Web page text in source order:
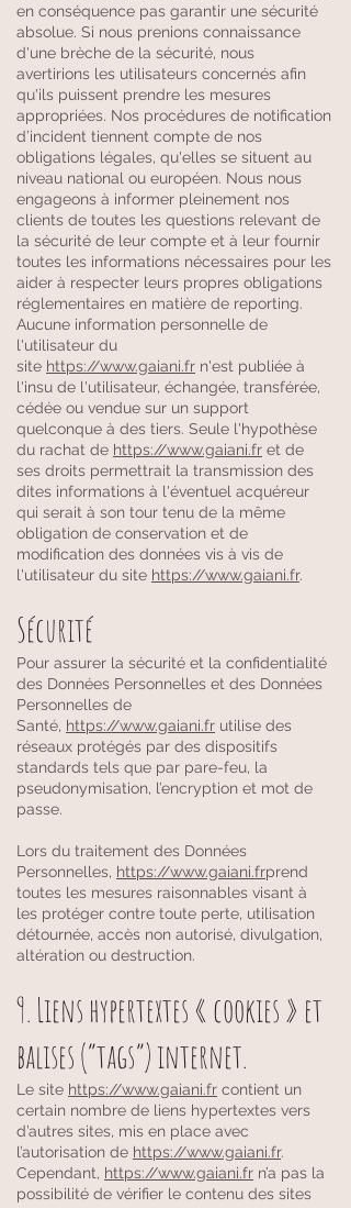
en conséquence pas garantir une sécurité
absolue. Si nous prenions connaissance
d'une brèche de la sécurité, nous
avertirions les utilisateurs concernés afin
qu'ils puissent prendre les mesures
appropriées. Nos procédures de notification
d’incident tiennent compte de nos
obligations légales, qu'elles se situent au
niveau national ou européen. Nous nous
engageons à informer pleinement nos
clients de toutes les questions relevant de
la sécurité de leur compte et à leur fournir
toutes les informations nécessaires pour les
aider à respecter leurs propres obligations
réglementaires en matière de reporting.
Aucune information personnelle de
l'utilisateur du
site https://www.gaiani.fr n'est publiée à
l'insu de l'utilisateur, échangée, transférée,
cédée ou vendue sur un support
quelconque à des tiers. Seule l'hypothèse
du rachat de https://www.gaiani.fr et de
ses droits permettrait la transmission des
dites informations à l'éventuel acquéreur
qui serait à son tour tenu de la même
obligation de conservation et de
modification des données vis à vis de
l'utilisateur du site https://www.gaiani.fr.
Sécurité
Pour assurer la sécurité et la confidentialité
des Données Personnelles et des Données
Personnelles de
Santé, https://www.gaiani.fr utilise des
réseaux protégés par des dispositifs
standards tels que par pare-feu, la
pseudonymisation, l’encryption et mot de
passe.
Lors du traitement des Données
Personnelles, https://www.gaiani.frprend
toutes les mesures raisonnables visant à
les protéger contre toute perte, utilisation
détournée, accès non autorisé, divulgation,
altération ou destruction.
9. Liens hypertextes « cookies » et
balises (“tags”) internet.
Le site https://www.gaiani.fr contient un
certain nombre de liens hypertextes vers
d’autres sites, mis en place avec
l’autorisation de https://www.gaiani.fr.
Cependant, https://www.gaiani.fr n’a pas la
possibilité de vérifier le contenu des sites